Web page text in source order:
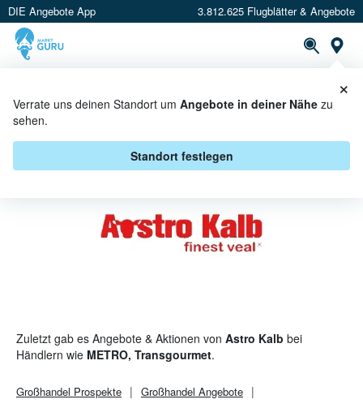
DIE Angebote App 3.812.625 Flugblätter & Angebote
Verrate uns deinen Standort um Angebote in deiner Nähe zu
sehen.
Standort festlegen
×
ASTRO KALB ANGEBOTE &
Zuletzt gab es Angebote & Aktionen von Astro Kalb bei
Händlern wie METRO, Transgourmet.
Großhandel Prospekte Großhandel Angebote